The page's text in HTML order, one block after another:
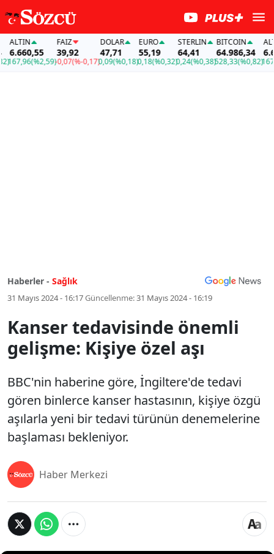
(%2,59)
39,92
-0,07(%-0,17)
DOLAR
47,71
0,09(%0,18)
EURO
55,19
0,18(%0,32)
STERLIN
64,41
0,24(%0,38)
BITCOIN
64.986,34
528,33(%0,82)
ALTIN
167,96
Haberler - Sağlık
31 Mayıs 2024 - 16:17Güncellenme:31 Mayıs 2024 - 16:19
Kanser tedavisinde önemli
gelişme: Kişiye özel aşı
BBC'nin haberine göre, İngiltere'de tedavi
gören binlerce kanser hastasının, kişiye özgü
aşılarla yeni bir tedavi türünün denemelerine
başlaması bekleniyor.
Haber Merkezi